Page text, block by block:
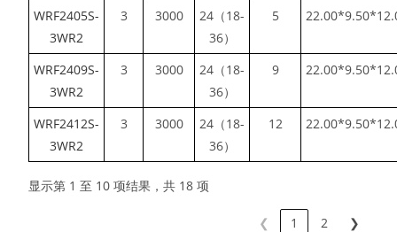
WRF2405S-
3WR2
3 3000
24（18-
36）
5
WRF2409S-
3WR2
3 3000
24（18-
36）
9
WRF2412S-
3WR2
3 3000
24（18-
36）
12
显示第 1 至 10 项结果，共 18 项
❮ 1 2 ❯